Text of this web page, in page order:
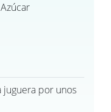
juguera por unos